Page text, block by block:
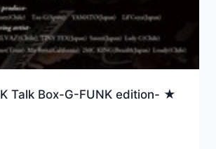
Talk Box-G-FUNK edition- ★